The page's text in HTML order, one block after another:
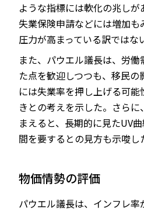
ような指標には軟化の兆し
失業保険申請などには増加
圧力が高まっている訳ではな
また、パウエル議長は、労
た点を歓迎しつつも、移民
には失業率を押し上げる可
きとの考えを示した。さら
まえると、長期的に見たUV
間を要するとの見方も示唆し
物価情勢の評価
パウエル議長は、インフレ